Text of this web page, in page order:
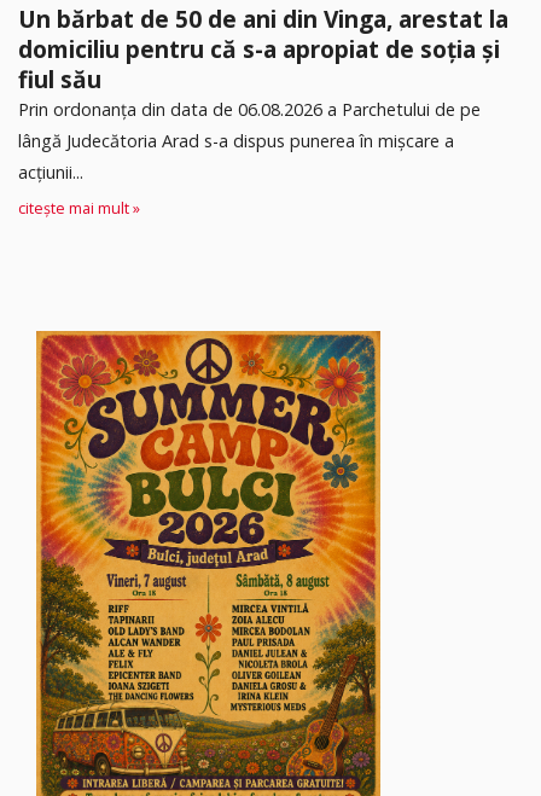
Un bărbat de 50 de ani din Vinga, arestat la
domiciliu pentru că s-a apropiat de soția și
fiul său
Prin ordonanța din data de 06.08.2026 a Parchetului de pe
lângă Judecătoria Arad s-a dispus punerea în mişcare a
acţiunii...
citește mai mult »